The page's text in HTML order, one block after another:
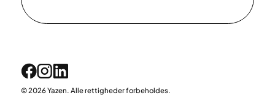
© 2026 Yazen. Alle rettigheder forbeholdes.